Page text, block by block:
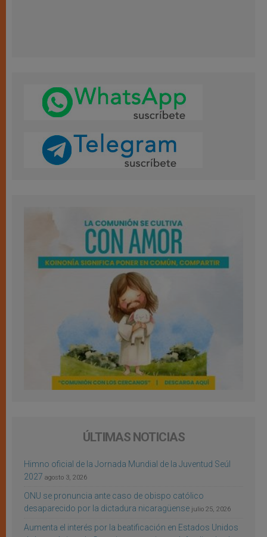
ÚLTIMAS NOTICIAS
Himno oficial de la Jornada Mundial de la Juventud Seúl
2027 agosto 3, 2026
ONU se pronuncia ante caso de obispo católico
desaparecido por la dictadura nicaragüense julio 25, 2026
Aumenta el interés por la beatificación en Estados Unidos